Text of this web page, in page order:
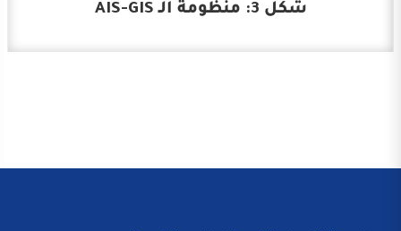
شكل 3: منظومة الـ AIS-GIS